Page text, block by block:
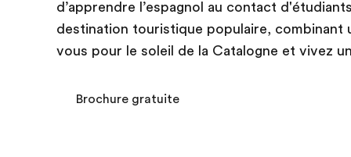
d’apprendre l’espagnol au contact
destination touristique populaire, combinant
vous pour le soleil de la Catalogne et vivez
Brochure gratuite